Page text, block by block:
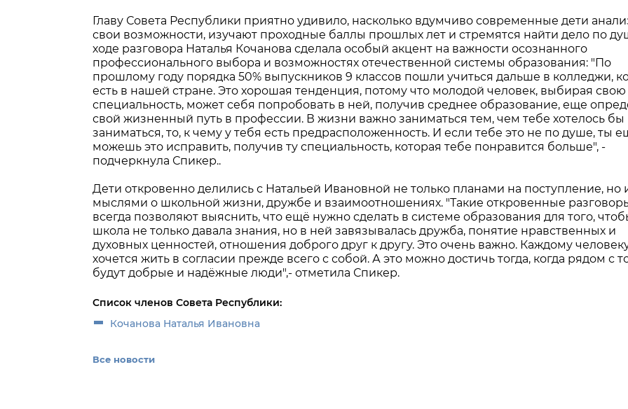
Главу Совета Республики приятно удивило, насколько вдумчиво современные дети
свои возможности, изучают проходные баллы прошлых лет и стремятся найти дело по
ходе разговора Наталья Кочанова сделала особый акцент на важности осознанного
профессионального выбора и возможностях отечественной системы образования: "По
прошлому году порядка 50% выпускников 9 классов пошли учиться дальше в колледжи,
есть в нашей стране. Это хорошая тенденция, потому что молодой человек, выбирая свою
специальность, может себя попробовать в ней, получив среднее образование, еще
свой жизненный путь в профессии. В жизни важно заниматься тем, чем тебе хотелось бы
заниматься, то, к чему у тебя есть предрасположенность. И если тебе это не по душе, ты
можешь это исправить, получив ту специальность, которая тебе понравится больше", -
подчеркнула Спикер..
Дети откровенно делились с Натальей Ивановной не только планами на поступление, но
мыслями о школьной жизни, дружбе и взаимоотношениях. "Такие откровенные
всегда позволяют выяснить, что ещё нужно сделать в системе образования для того,
школа не только давала знания, но в ней завязывалась дружба, понятие нравственных и
духовных ценностей, отношения доброго друг к другу. Это очень важно. Каждому
хочется жить в согласии прежде всего с собой. А это можно достичь тогда, когда рядом с
будут добрые и надёжные люди",- отметила Спикер.
Список членов Совета Республики:
Кочанова Наталья Ивановна
Все новости